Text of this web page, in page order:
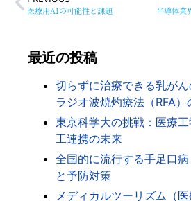
医療用AIの可能性と課題
最近の投稿
切らずに治療できる乳がん
ラジオ波焼灼療法（RFA）
東京科学大の挑戦：医療
工連携の未来
全国的に流行する手足口
と予防対策
メディカルツーリズム（